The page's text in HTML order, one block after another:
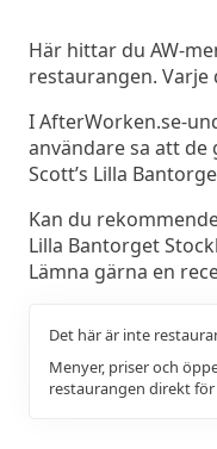
Här hittar du AW-
restaurangen.
I AfterWorken.se-
användare sa att de
Scott’s Lilla
Kan du
Lilla Bantorget
Lämna gärna en
Det här är inte
Menyer, priser och
restaurangen direkt